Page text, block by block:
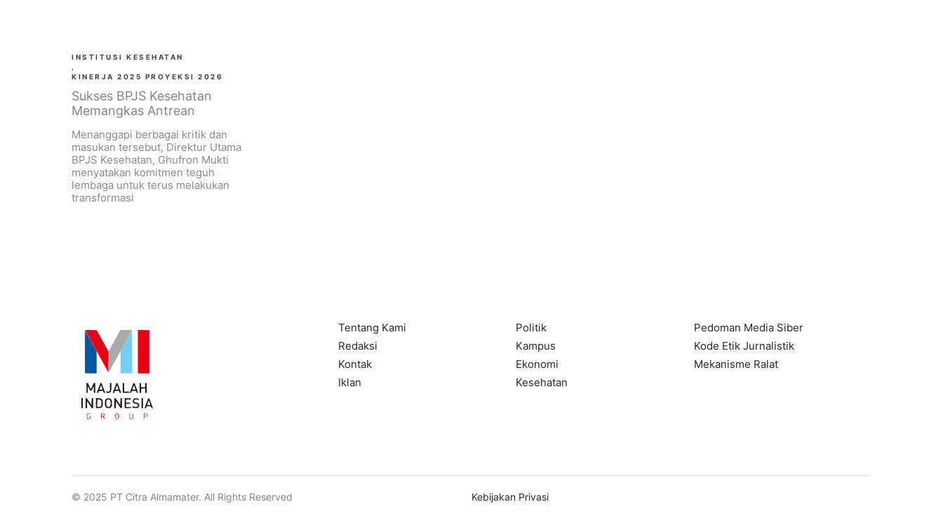
INSTITUSI KESEHATAN
KINERJA 2025 PROYEKSI 2026
Sukses BPJS Kesehatan
Memangkas Antrean
Menanggapi berbagai kritik dan
masukan tersebut, Direktur Utama
BPJS Kesehatan, Ghufron Mukti
menyatakan komitmen teguh
lembaga untuk terus melakukan
transformasi
Tentang Kami
Redaksi
Kontak
Iklan
Politik
Kampus
Ekonomi
Kesehatan
Pedoman Media Siber
Kode Etik Jurnalistik
Mekanisme Ralat
© 2025 PT Citra Almamater. All Rights Reserved Kebijakan Privasi